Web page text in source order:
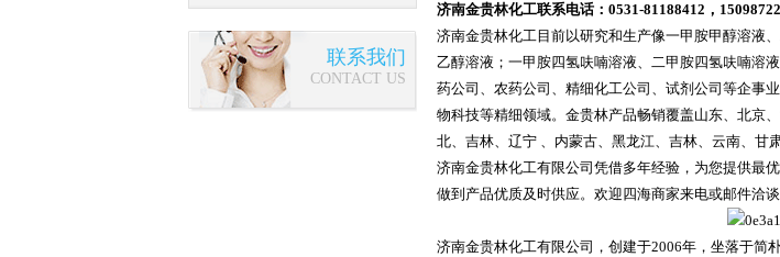
联系我们
CONTACT US
济南金贵林化工联系电话：0531-81188412 ，
济南金贵林化工目前以研究和生产像一甲胺甲醇溶液
乙醇溶液；一甲胺四氢呋喃溶液、二甲胺四氢呋喃溶
药公司、农药公司、精细化工公司、试剂公司等企事
物科技等精细领域。金贵林产品畅销覆盖山东、北京
北、吉林、辽宁 、内蒙古、黑龙江、吉林、云南、甘
济南金贵林化工有限公司凭借多年经验，为您提供最
做到产品优质及时供应。欢迎四海商家来电或邮件洽谈
济南金贵林化工有限公司，创建于2006年，坐落于简